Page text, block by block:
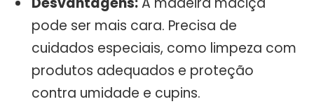
pode ser mais cara. Precisa de
cuidados especiais, como limpeza com
produtos adequados e proteção
contra umidade e cupins.